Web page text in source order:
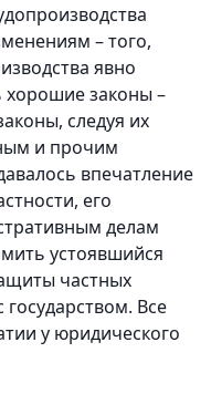
– того,
явно
хорошие законы –
следуя их
и прочим
впечатление
его
делам
устоявшийся
частных
государством. Все
у юридического